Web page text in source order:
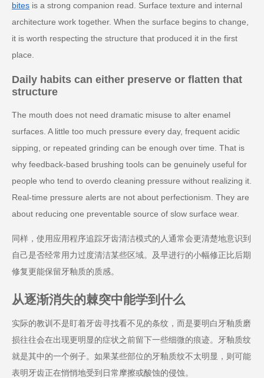
bites is a strong companion read. Surface texture and internal
architecture work together. When the surface begins to change,
it is worth respecting the structure that produced it in the first
place.
Daily habits can either preserve or flatten that
structure
The mouth does not need dramatic misuse to alter enamel
surfaces. A little too much pressure every day, frequent acidic
sipping, or repeated grinding can be enough over time. That is
why feedback-based brushing tools can be genuinely useful for
people who tend to overdo cleaning pressure without realizing it.
Real-time pressure alerts are not about perfectionism. They are
about reducing one preventable source of slow surface wear.
同样，使用应用程序追踪牙齿清洁模式的人通常会更清楚地意识到
自己是否经常用力过度清洁某些区域。及早进行的小幅修正比后期
修复更能保留牙釉质的质感。
从逐渐消失的棘突中能学到什么
实际的教训不是盯着牙齿寻找看不见的条纹，而是要明白牙釉质磨
损往往会在出现更明显的症状之前留下一些细微的痕迹。牙釉质纹
就是其中的一个例子。如果某些部位的牙釉质纹不太明显，则可能
表明牙齿正在悄悄地受到日常摩擦或酸蚀的侵蚀。